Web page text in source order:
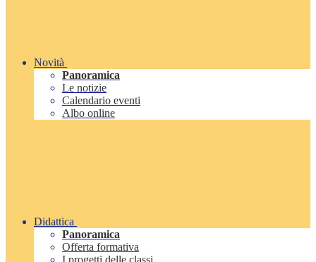
Novità
Panoramica
Le notizie
Calendario eventi
Albo online
Didattica
Panoramica
Offerta formativa